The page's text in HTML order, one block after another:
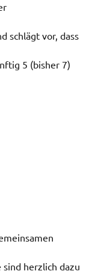
schlägt vor, dass
5 (bisher 7)
herzlich dazu